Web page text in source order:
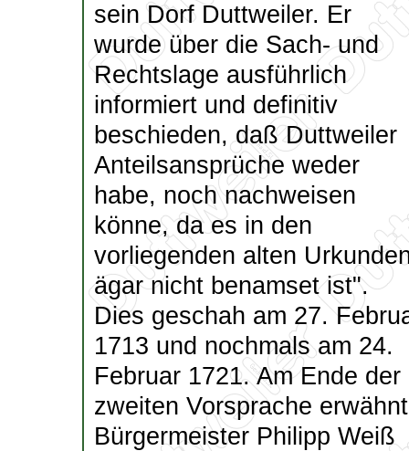
sein Dorf Duttweiler. Er
wurde über die Sach- und
Rechtslage ausführlich
informiert und definitiv
beschieden, daß Duttweiler
Anteilsansprüche weder
habe, noch nachweisen
könne, da es in den
vorliegenden alten
ägar nicht benamset ist".
Dies geschah am 27.
1713 und nochmals am 24.
Februar 1721. Am Ende der
zweiten Vorsprache
Bürgermeister Philipp Weiß